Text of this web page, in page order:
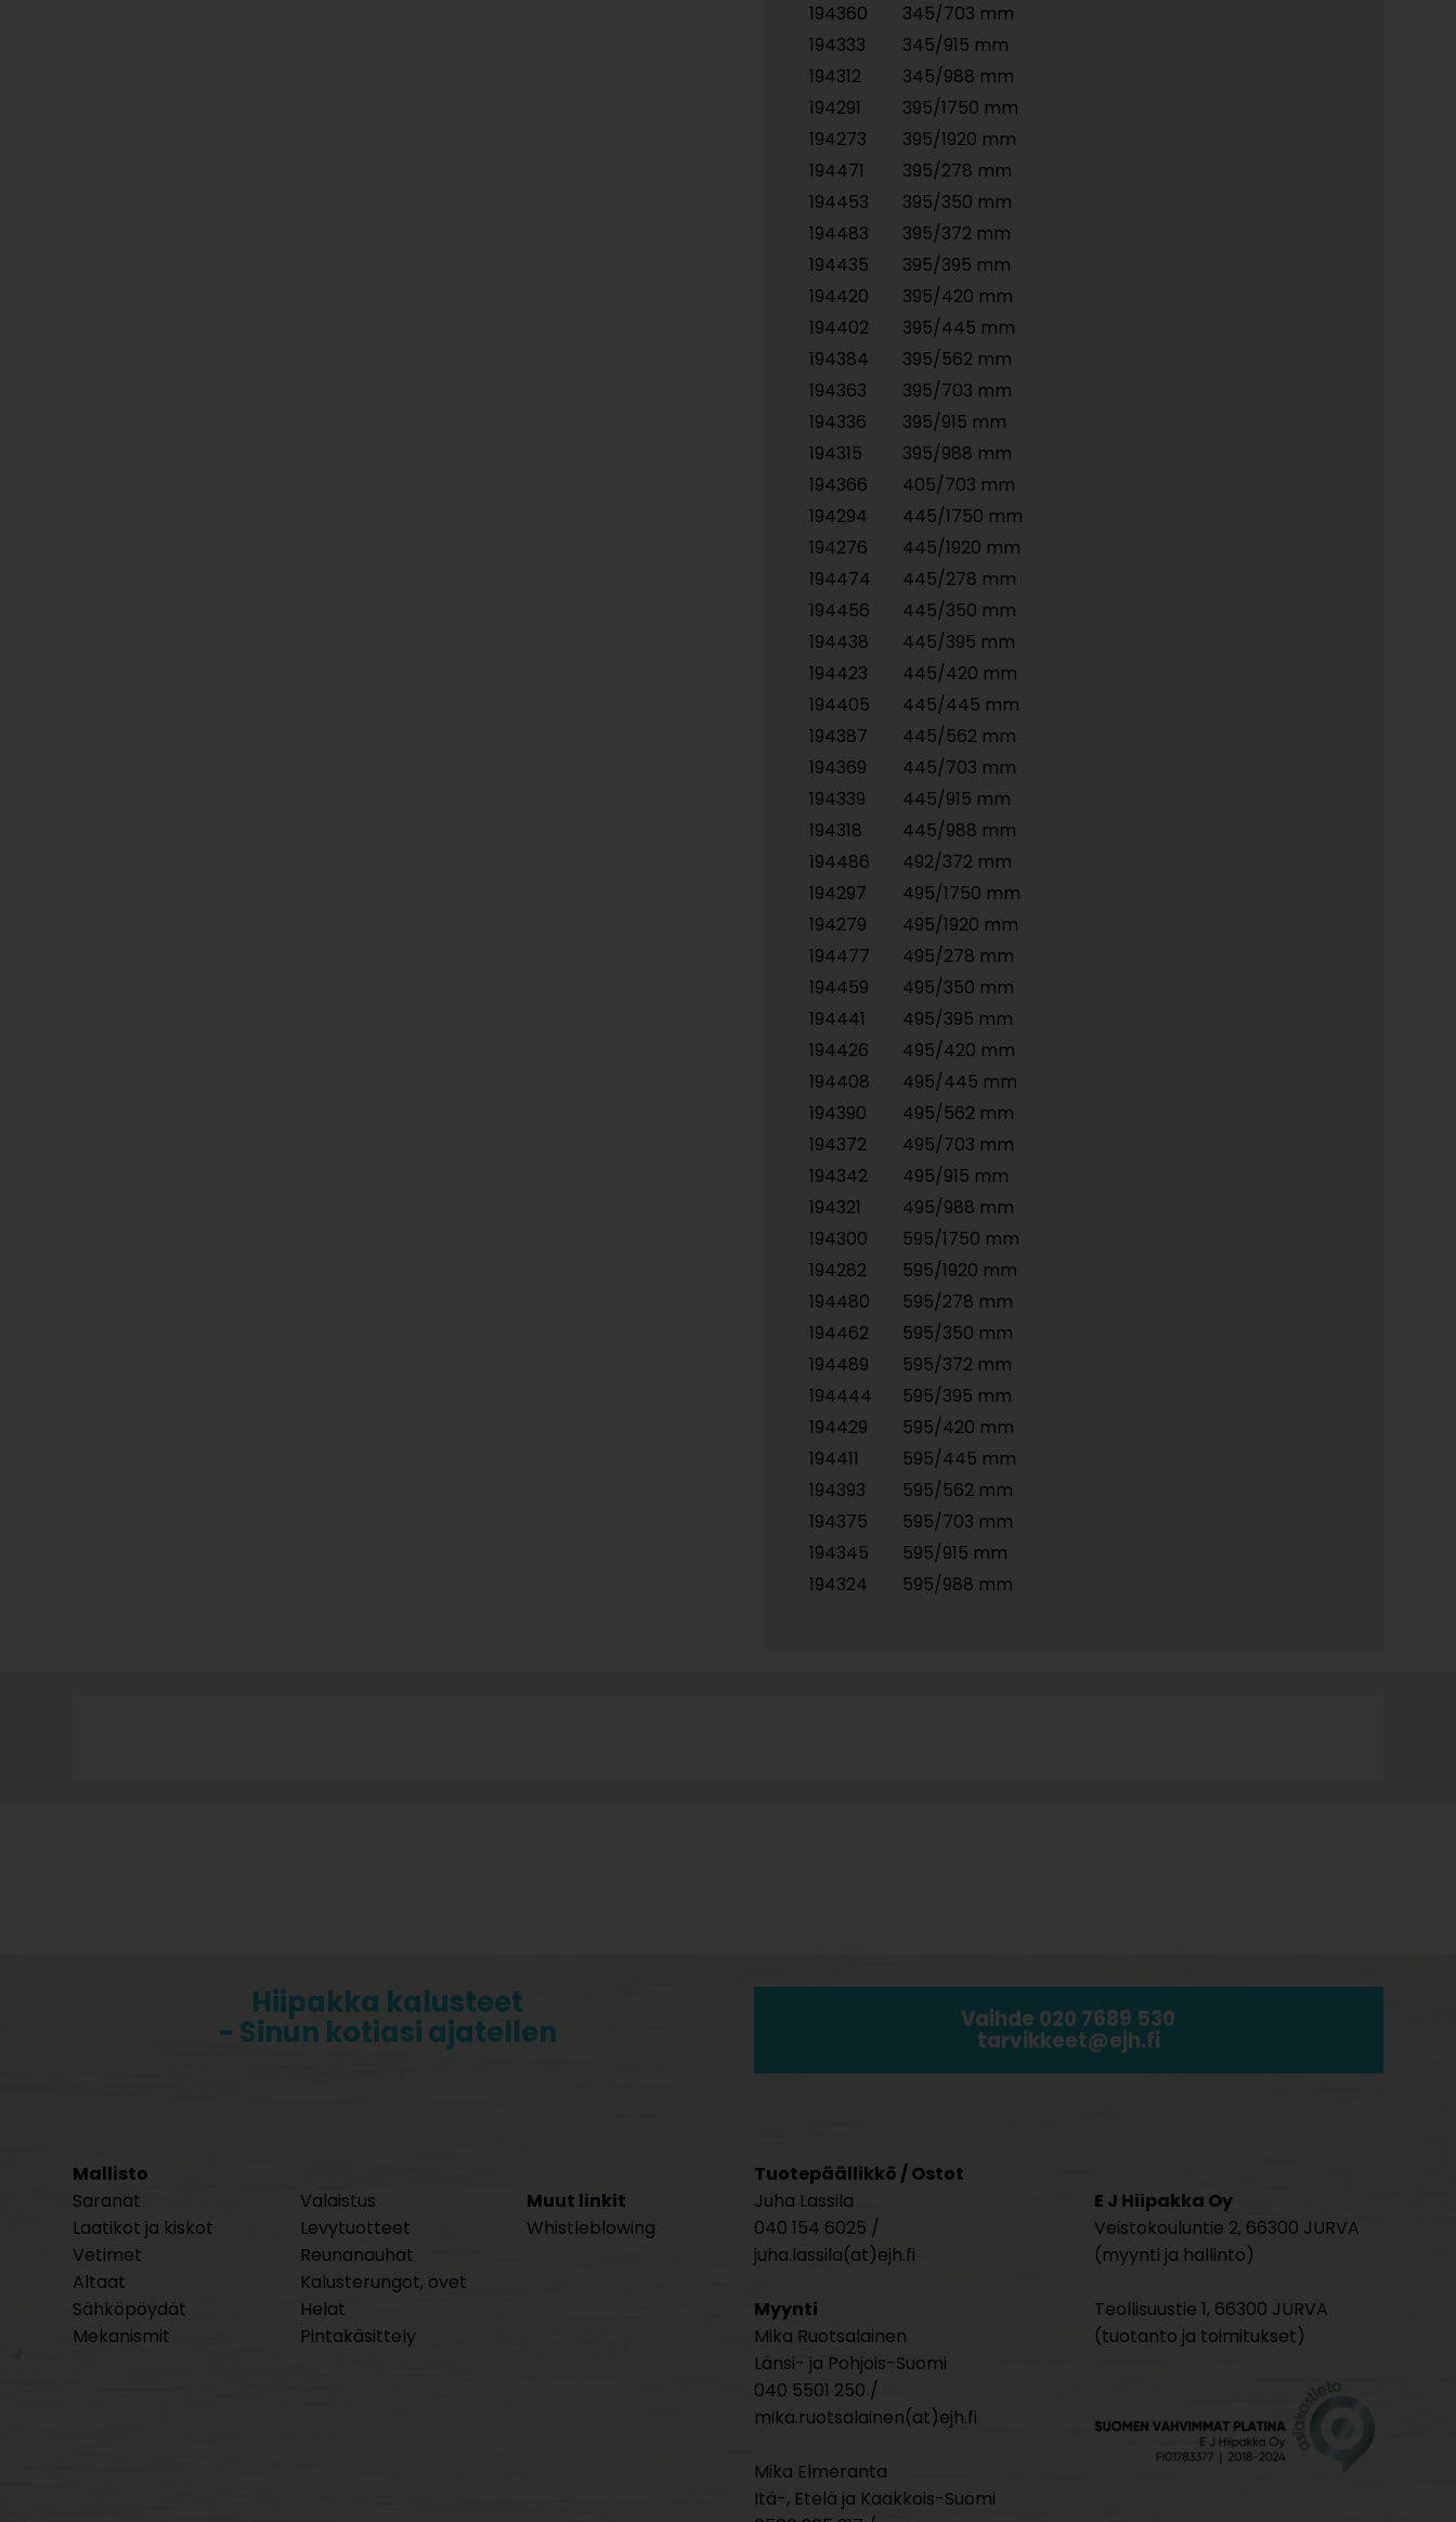
194360
345/703 mm
194333
345/915 mm
194312
345/988 mm
194291
395/1750 mm
194273
395/1920 mm
194471
395/278 mm
194453
395/350 mm
194483
395/372 mm
194435
395/395 mm
194420
395/420 mm
194402
395/445 mm
194384
395/562 mm
194363
395/703 mm
194336
395/915 mm
194315
395/988 mm
194366
405/703 mm
194294
445/1750 mm
194276
445/1920 mm
194474
445/278 mm
194456
445/350 mm
194438
445/395 mm
194423
445/420 mm
194405
445/445 mm
194387
445/562 mm
194369
445/703 mm
194339
445/915 mm
194318
445/988 mm
194486
492/372 mm
194297
495/1750 mm
194279
495/1920 mm
194477
495/278 mm
194459
495/350 mm
194441
495/395 mm
194426
495/420 mm
194408
495/445 mm
194390
495/562 mm
194372
495/703 mm
194342
495/915 mm
194321
495/988 mm
194300
595/1750 mm
194282
595/1920 mm
194480
595/278 mm
194462
595/350 mm
194489
595/372 mm
194444
595/395 mm
194429
595/420 mm
194411
595/445 mm
194393
595/562 mm
194375
595/703 mm
194345
595/915 mm
194324
595/988 mm
Hiipakka kalusteet
- Sinun kotiasi ajatellen
Vaihde 020 7689 530
tarvikkeet@ejh.fi
Mallisto
Saranat
Laatikot ja kiskot
Vetimet
Altaat
Sähköpöydät
Mekanismit
Valaistus
Levytuotteet
Reunanauhat
Kalusterungot, ovet
Helat
Pintakäsittely
Muut linkit
Whistleblowing
Tuotepäällikkö / Ostot
Juha Lassila
040 154 6025 /
juha.lassila(at)ejh.fi
Myynti
Mika Ruotsalainen
Länsi- ja Pohjois-Suomi
040 5501 250 /
mika.ruotsalainen(at)ejh.fi
Mika Elmeranta
Itä-, Etelä ja Kaakkois-Suomi
E J Hiipakka Oy
Veistokouluntie 2, 66300 JURVA
(myynti ja hallinto)
Teollisuustie 1, 66300 JURVA
(tuotanto ja toimitukset)